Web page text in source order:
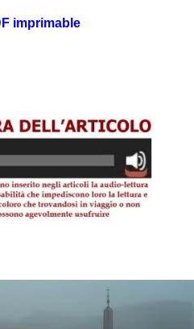
imprimable